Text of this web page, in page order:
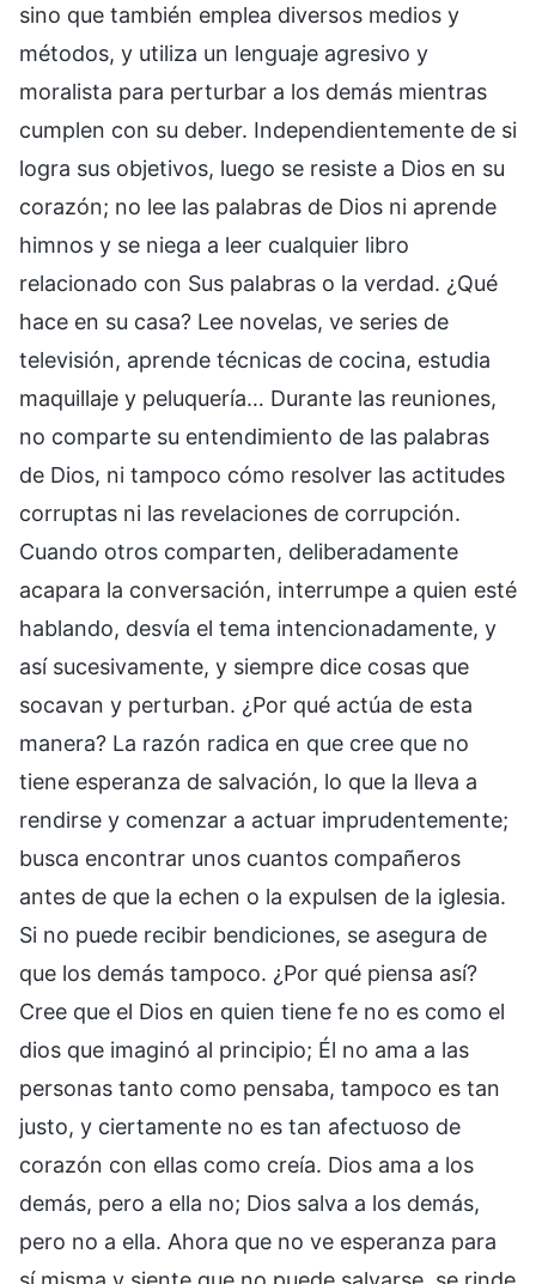
sino que también emplea diversos medios y
métodos, y utiliza un lenguaje agresivo y
moralista para perturbar a los demás mientras
cumplen con su deber. Independientemente de si
logra sus objetivos, luego se resiste a Dios en su
corazón; no lee las palabras de Dios ni aprende
himnos y se niega a leer cualquier libro
relacionado con Sus palabras o la verdad. ¿Qué
hace en su casa? Lee novelas, ve series de
televisión, aprende técnicas de cocina, estudia
maquillaje y peluquería… Durante las reuniones,
no comparte su entendimiento de las palabras
de Dios, ni tampoco cómo resolver las actitudes
corruptas ni las revelaciones de corrupción.
Cuando otros comparten, deliberadamente
acapara la conversación, interrumpe a quien esté
hablando, desvía el tema intencionadamente, y
así sucesivamente, y siempre dice cosas que
socavan y perturban. ¿Por qué actúa de esta
manera? La razón radica en que cree que no
tiene esperanza de salvación, lo que la lleva a
rendirse y comenzar a actuar imprudentemente;
busca encontrar unos cuantos compañeros
antes de que la echen o la expulsen de la iglesia.
Si no puede recibir bendiciones, se asegura de
que los demás tampoco. ¿Por qué piensa así?
Cree que el Dios en quien tiene fe no es como el
dios que imaginó al principio; Él no ama a las
personas tanto como pensaba, tampoco es tan
justo, y ciertamente no es tan afectuoso de
corazón con ellas como creía. Dios ama a los
demás, pero a ella no; Dios salva a los demás,
pero no a ella. Ahora que no ve esperanza para